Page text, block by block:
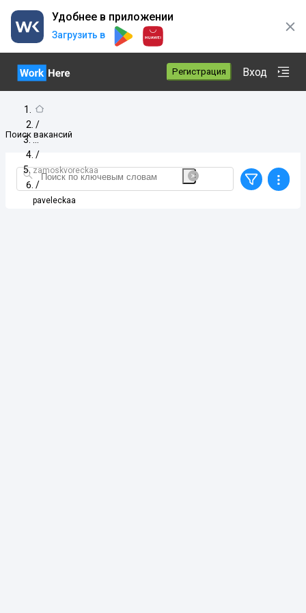
Удобнее в приложении
Загрузить в
Регистрация Вход
/
/
zamoskvoreckaa
/
paveleckaa
Поиск вакансий